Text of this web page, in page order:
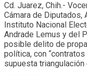
Cd. Juarez, Chih.-
Cámara de Diputados,
Instituto Nacional
Andrade Lemus y del
posible delito de
política, con
supuesta